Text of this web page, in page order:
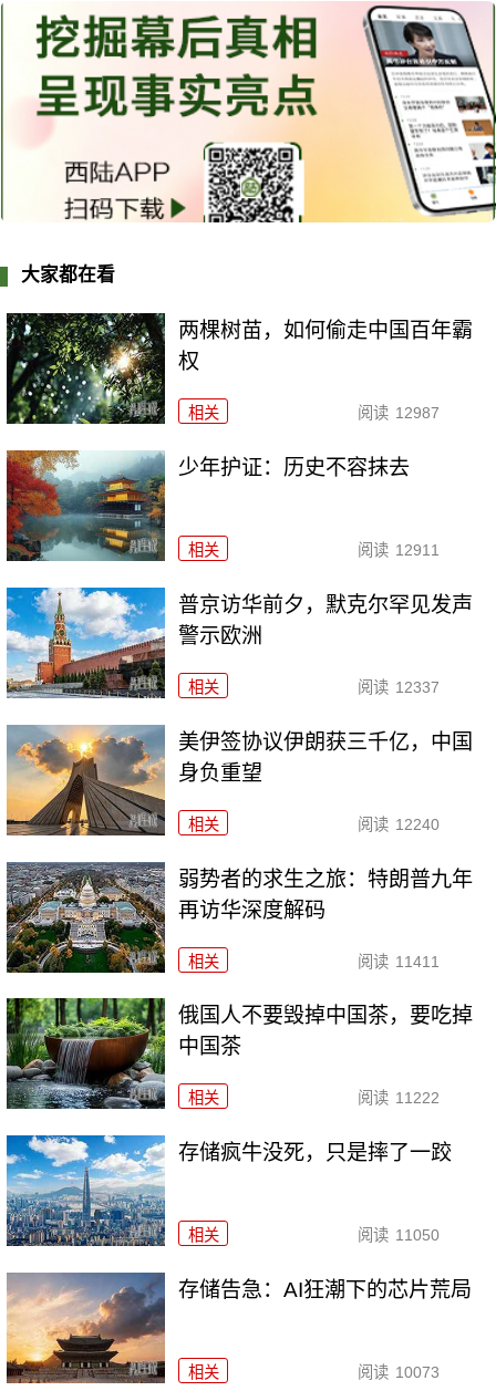
大家都在看
两棵树苗，如何偷走中国百年霸
权
相关 阅读 12987
少年护证：历史不容抹去
相关 阅读 12911
普京访华前夕，默克尔罕见发声
警示欧洲
相关 阅读 12337
美伊签协议伊朗获三千亿，中国
身负重望
相关 阅读 12240
弱势者的求生之旅：特朗普九年
再访华深度解码
相关 阅读 11411
俄国人不要毁掉中国茶，要吃掉
中国茶
相关 阅读 11222
存储疯牛没死，只是摔了一跤
相关 阅读 11050
存储告急：AI狂潮下的芯片荒局
相关 阅读 10073